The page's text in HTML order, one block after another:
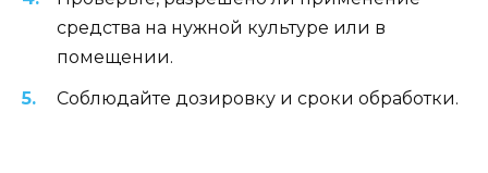
средства на нужной культуре или в
помещении.
Соблюдайте дозировку и сроки обработки.